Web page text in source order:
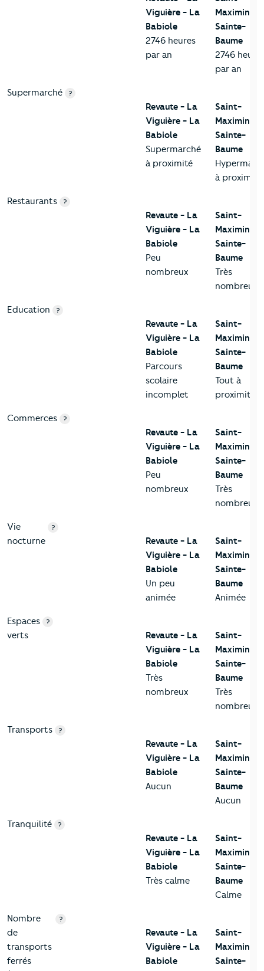
Viguière - La
Babiole
2746 heures
par an
Maximin-
Sainte-
Baume
2746
par an
Supermarché ?
Revaute - La
Viguière - La
Babiole
Supermarché
à proximité
Saint-
Maximin-
Sainte-
Baume
à proximité
Restaurants ?
Revaute - La
Viguière - La
Babiole
Peu
nombreux
Saint-
Maximin-
Sainte-
Baume
Très
nombreux
Education ?
Revaute - La
Viguière - La
Babiole
Parcours
scolaire
incomplet
Saint-
Maximin-
Sainte-
Baume
Tout à
proximité
Commerces ?
Revaute - La
Viguière - La
Babiole
Peu
nombreux
Saint-
Maximin-
Sainte-
Baume
Très
nombreux
Vie
nocturne
?
Revaute - La
Viguière - La
Babiole
Un peu
animée
Saint-
Maximin-
Sainte-
Baume
Animée
Espaces
verts
?
Revaute - La
Viguière - La
Babiole
Très
nombreux
Saint-
Maximin-
Sainte-
Baume
Très
nombreux
Transports ?
Revaute - La
Viguière - La
Babiole
Aucun
Saint-
Maximin-
Sainte-
Baume
Aucun
Tranquilité ?
Revaute - La
Viguière - La
Babiole
Très calme
Saint-
Maximin-
Sainte-
Baume
Calme
Nombre
de
transports
ferrés
?
Revaute - La
Viguière - La
Babiole
Saint-
Maximin-
Sainte-